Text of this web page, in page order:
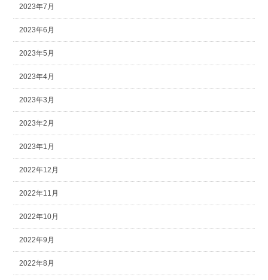
2023年7月
2023年6月
2023年5月
2023年4月
2023年3月
2023年2月
2023年1月
2022年12月
2022年11月
2022年10月
2022年9月
2022年8月